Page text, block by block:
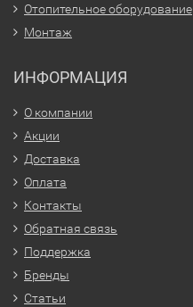
Отопительное оборудование
Монтаж
ИНФОРМАЦИЯ
О компании
Акции
Доставка
Оплата
Контакты
Обратная связь
Поддержка
Бренды
Статьи